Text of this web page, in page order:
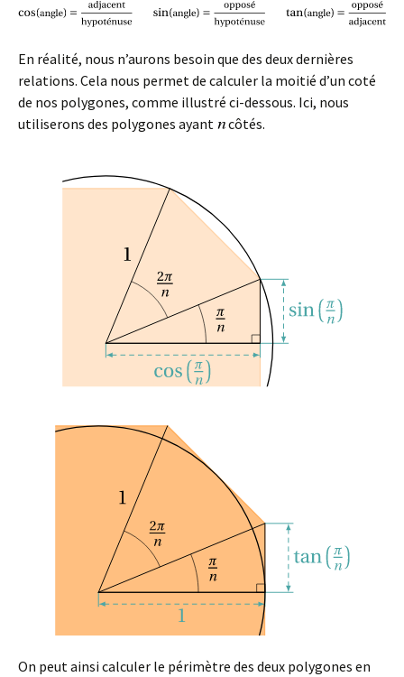
En réalité, nous n’aurons besoin que des deux dernières
relations. Cela nous permet de calculer la moitié d’un coté
de nos polygones, comme illustré ci-dessous. Ici, nous
utiliserons des polygones ayant
côtés.
On peut ainsi calculer le périmètre des deux polygones en